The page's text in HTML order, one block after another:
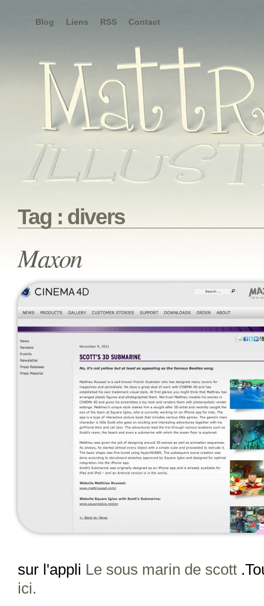
Blog Liens RSS Contact
Tag : divers
Maxon
sur l'appli Le sous marin de scott
ici.